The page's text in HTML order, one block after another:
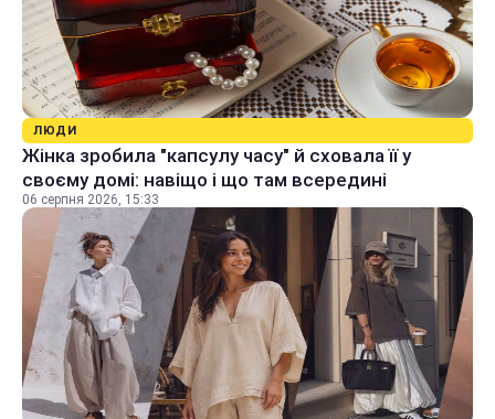
ЛЮДИ
Жінка зробила "капсулу часу" й сховала її у
своєму домі: навіщо і що там всередині
06 серпня 2026, 15:33